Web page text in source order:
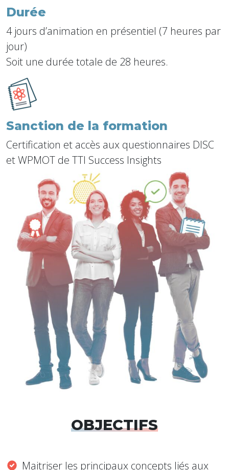
Durée
4 jours d’animation en présentiel (7 heures par
jour)
Soit une durée totale de 28 heures.
Sanction de la formation
Certification et accès aux questionnaires DISC
et WPMOT de TTI Success Insights
OBJECTIFS
Maitriser les principaux concepts liés aux